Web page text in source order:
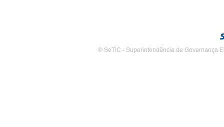
© SeTIC - Superintendência de Governança